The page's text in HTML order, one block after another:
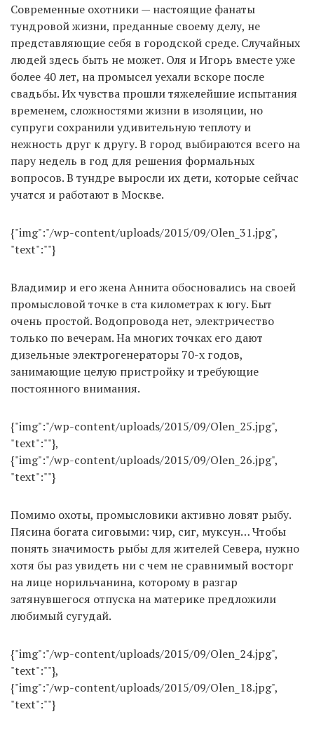
Современные охотники — настоящие фанаты
тундровой жизни, преданные своему делу, не
представляющие себя в городской среде. Случайных
людей здесь быть не может. Оля и Игорь вместе уже
более 40 лет, на промысел уехали вскоре после
свадьбы. Их чувства прошли тяжелейшие испытания
временем, сложностями жизни в изоляции, но
супруги сохранили удивительную теплоту и
нежность друг к другу. В город выбираются всего на
пару недель в год для решения формальных
вопросов. В тундре выросли их дети, которые сейчас
учатся и работают в Москве.
{"img":"/wp-content/uploads/2015/09/Olen_31.jpg",
"text":""}
Владимир и его жена Аннита обосновались на своей
промысловой точке в ста километрах к югу. Быт
очень простой. Водопровода нет, электричество
только по вечерам. На многих точках его дают
дизельные электрогенераторы 70-х годов,
занимающие целую пристройку и требующие
постоянного внимания.
{"img":"/wp-content/uploads/2015/09/Olen_25.jpg",
"text":""},
{"img":"/wp-content/uploads/2015/09/Olen_26.jpg",
"text":""}
Помимо охоты, промысловики активно ловят рыбу.
Пясина богата сиговыми: чир, сиг, муксун… Чтобы
понять значимость рыбы для жителей Севера, нужно
хотя бы раз увидеть ни с чем не сравнимый восторг
на лице норильчанина, которому в разгар
затянувшегося отпуска на материке предложили
любимый сугудай.
{"img":"/wp-content/uploads/2015/09/Olen_24.jpg",
"text":""},
{"img":"/wp-content/uploads/2015/09/Olen_18.jpg",
"text":""}